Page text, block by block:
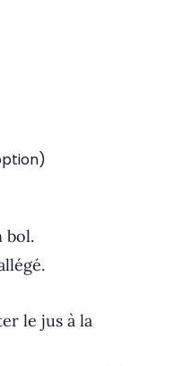
bol.
le jus à la